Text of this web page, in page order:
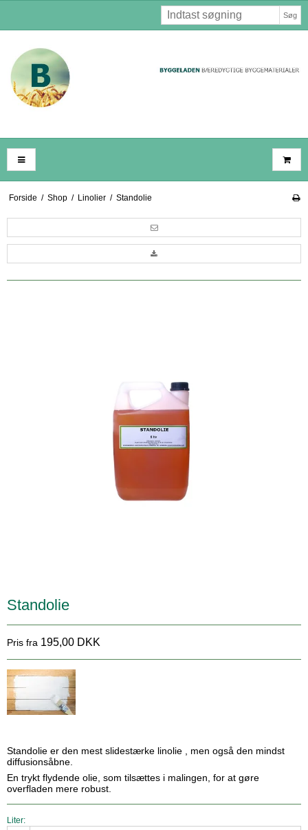
Søg
Forside / Shop / Linolier / Standolie
Standolie
Pris fra 195,00 DKK
Standolie er den mest slidestærke linolie , men også den mindst
diffusionsåbne.
En trykt flydende olie, som tilsættes i malingen, for at gøre
overfladen mere robust.
Liter: